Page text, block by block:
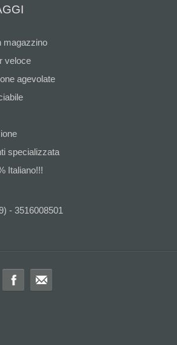
magazzino
veloce
agevolate
specializzata
Italiano!!!
- 3516008501